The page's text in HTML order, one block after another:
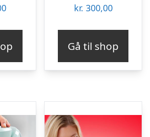
kr. 300,00
Gå til shop